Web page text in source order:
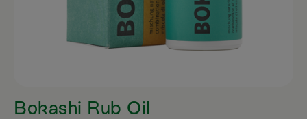
Bokashi Rub Oil